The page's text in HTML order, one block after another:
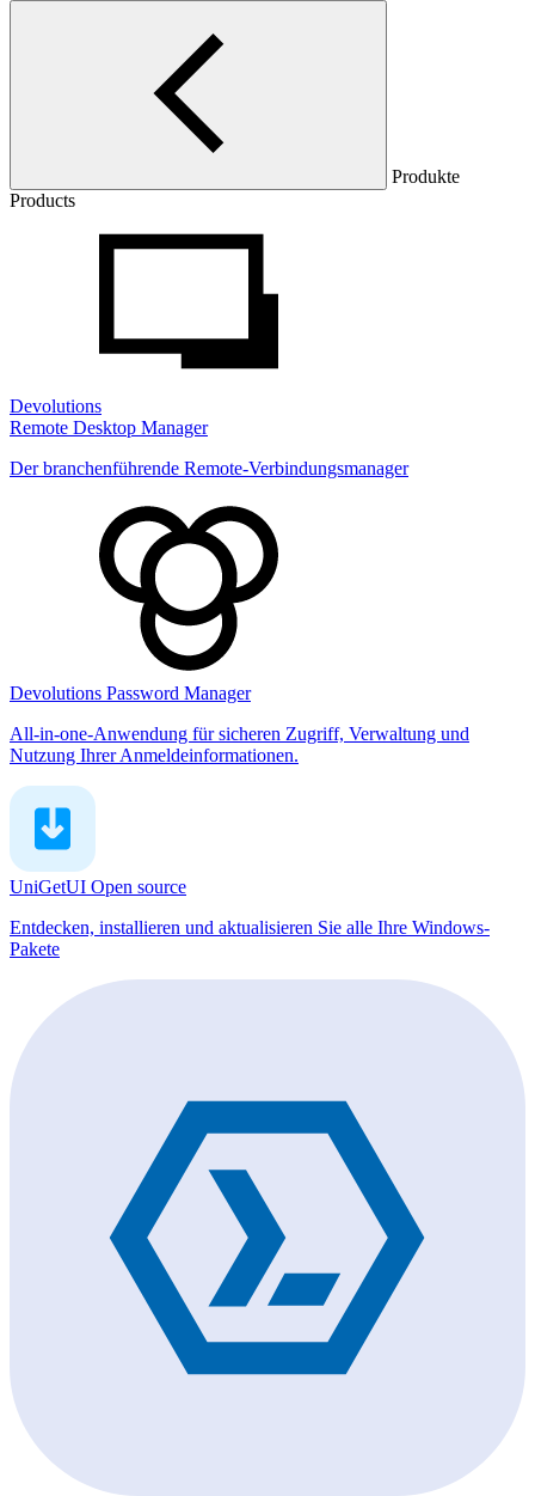
Produkte
Products
Devolutions
Remote Desktop Manager
Der branchenführende Remote-Verbindungsmanager
Devolutions Password Manager
All-in-one-Anwendung für sicheren Zugriff, Verwaltung und
Nutzung Ihrer Anmeldeinformationen.
UniGetUI Open source
Entdecken, installieren und aktualisieren Sie alle Ihre Windows-
Pakete